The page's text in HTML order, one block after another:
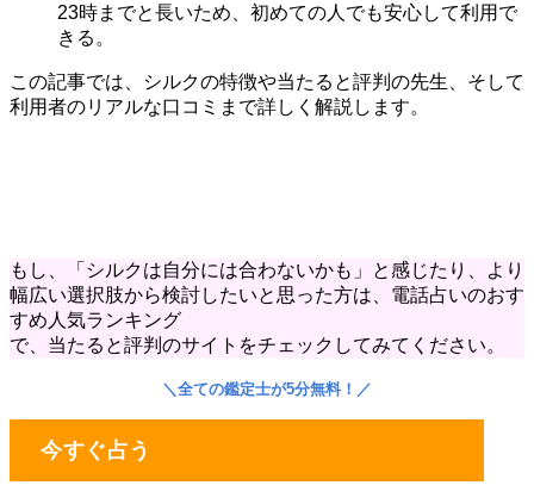
23時までと長いため、初めての人でも安心して利用で
きる。
この記事では、シルクの特徴や当たると評判の先生、そして
利用者のリアルな口コミまで詳しく解説します。
もし、「シルクは自分には合わないかも」と感じたり、より
幅広い選択肢から検討したいと思った方は、電話占いのおす
すめ人気ランキング
で、当たると評判のサイトをチェックしてみてください。
＼ 全ての鑑定士が5分無料！ ／
今すぐ占う